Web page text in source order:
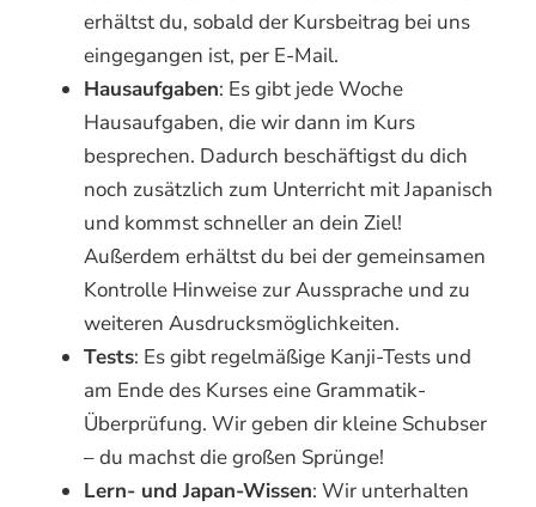
erhältst du, sobald der Kursbeitrag bei uns
eingegangen ist, per E-Mail.
Hausaufgaben: Es gibt jede Woche
Hausaufgaben, die wir dann im Kurs
besprechen. Dadurch beschäftigst du dich
noch zusätzlich zum Unterricht mit Japanisch
und kommst schneller an dein Ziel!
Außerdem erhältst du bei der gemeinsamen
Kontrolle Hinweise zur Aussprache und zu
weiteren Ausdrucksmöglichkeiten.
Tests: Es gibt regelmäßige Kanji-Tests und
am Ende des Kurses eine Grammatik-
Überprüfung. Wir geben dir kleine Schubser
– du machst die großen Sprünge!
Lern- und Japan-Wissen: Wir unterhalten